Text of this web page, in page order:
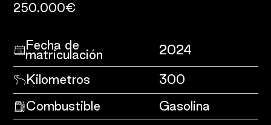
250.000€
Fecha de
matriculación 2024
Kilometros
300
Combustible
Gasolina